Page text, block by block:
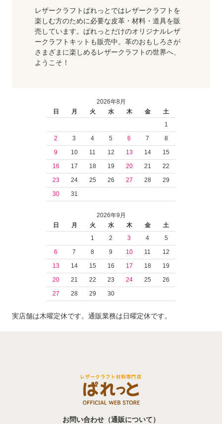
レザークラフトぱれっとではレザークラフトを
楽しむ方のために必要な皮革・材料・道具を販
売しています。ぱれっとだけのオリジナルレザ
ークラフトキットも販売中。革のおもしろさが
さまざまに楽しめるレザークラフトの世界へ、
ようこそ！
2026年8月
日
月 火 水 木 金
土
1
2
3 4 5 6 7
8
9
10 11 12 13 14
15
16
17 18 19 20 21
22
23
24 25 26 27 28
29
30
31
2026年9月
日
月 火 水 木 金
土
1
2 3 4
5
6
7 8 9 10 11
12
13
14 15 16 17 18
19
20
21 22 23 24 25
26
27
28 29 30
実店舗は木曜定休です。通販業務は日曜定休です。
お問い合わせ（通販について）